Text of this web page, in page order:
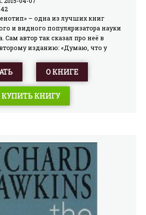
– одна из лучших книг
и видного популяризатора науки
автор так сказал про неё в
изданию: «Думаю, что у
про которую они говорили
если вы никогда не читали моих
но “этот” пожалуйста прочтите.
является “Расширенный
изложения интересной научной
позицией, справедливо
оцененной в послесловии
философа Даниэла Деннета.
О КНИГЕ
КУПИТЬ КНИГУ